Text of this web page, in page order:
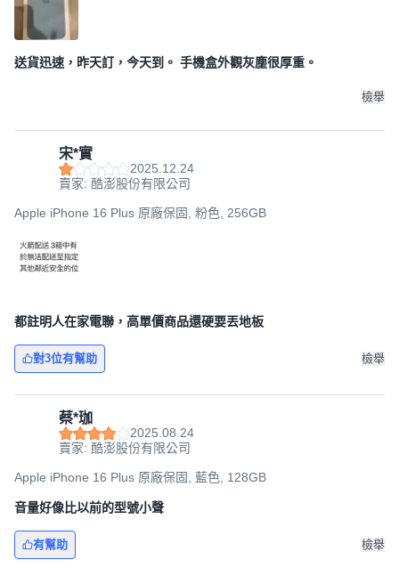
送貨迅速，昨天訂，今天到。 手機盒外觀灰塵很厚重。
檢舉
宋*實
2025.12.24
賣家: 酷澎股份有限公司
Apple iPhone 16 Plus 原廠保固, 粉色, 256GB
都註明人在家電聯，高單價商品還硬要丟地板
對3位有幫助 檢舉
蔡*珈
2025.08.24
賣家: 酷澎股份有限公司
Apple iPhone 16 Plus 原廠保固, 藍色, 128GB
音量好像比以前的型號小聲
有幫助 檢舉